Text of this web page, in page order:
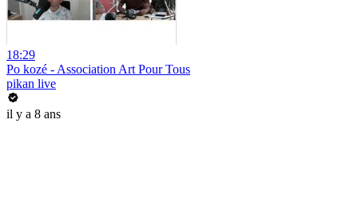
18:29
Po kozé - Association Art Pour Tous
pikan live
il y a 8 ans